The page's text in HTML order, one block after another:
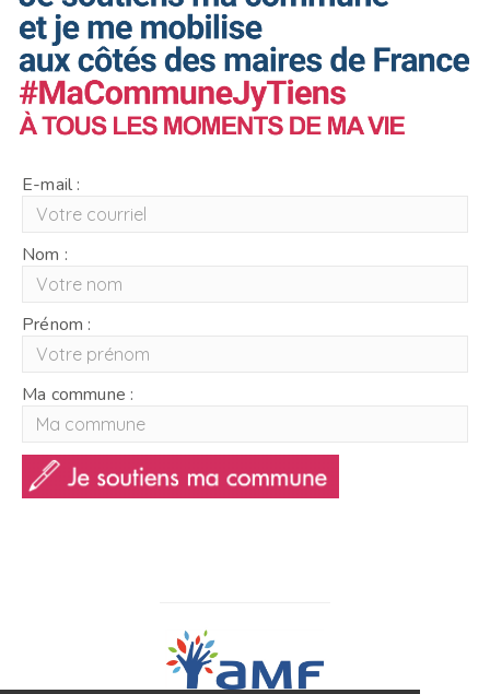
E-mail :
Nom :
Prénom :
Ma commune :